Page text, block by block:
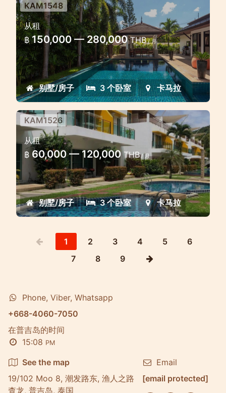
卡马拉美丽的泳池别墅
卡马拉出租宽敞别墅 3 卧室别墅
KAM1548
从租
฿ 150,000 — 280,000THB/ 月
别墅/房子 3 个卧室 卡马拉
位于卡马拉的 3 卧室联排别墅，可
通往游泳池
卡马拉海滩附近的豪华联排别墅
KAM1526
从租
฿ 60,000 — 120,000THB/ 月
别墅/房子 3 个卧室 卡马拉
1 2 3 4 5
6
7
8 9
Phone, Viber, Whatsapp
+668-4060-7050
在普吉岛的时间
15:08 PM
See the map
19/102 Moo 8, 潮发路东, 渔人之路
查龙, 普吉岛, 泰国
Email
[email protected]